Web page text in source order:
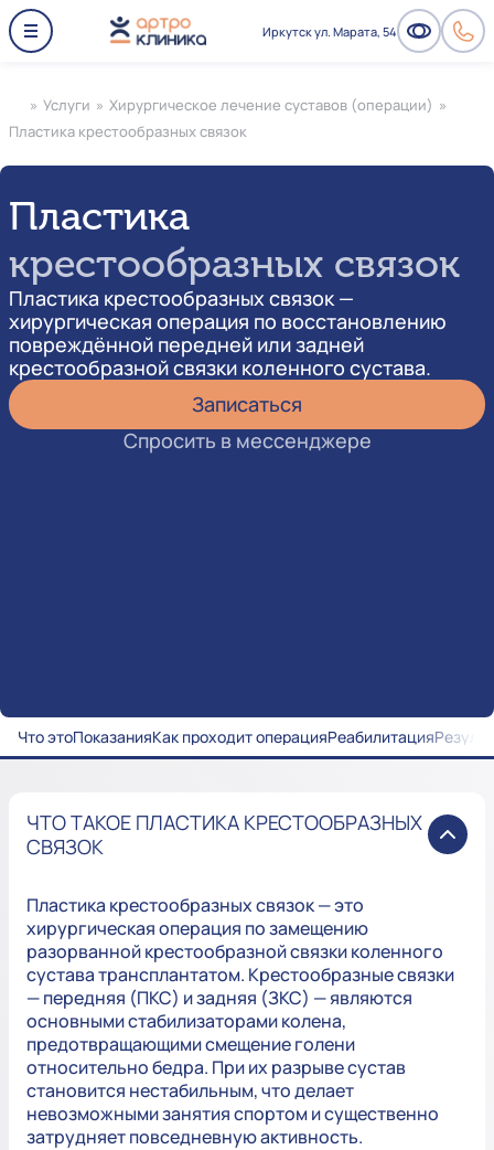
Иркутск ул. Марата, 54
» Услуги » Хирургическое лечение суставов (операции) »
Пластика крестообразных связок
Пластика
крестообразных связок
Пластика крестообразных связок —
хирургическая операция по восстановлению
повреждённой передней или задней
крестообразной связки коленного сустава.
Записаться
Спросить в мессенджере
Что этоПоказанияКак проходит операцияРеабилитация
ЧТО ТАКОЕ ПЛАСТИКА КРЕСТООБРАЗНЫХ
СВЯЗОК
Пластика крестообразных связок — это
хирургическая операция по замещению
разорванной крестообразной связки коленного
сустава трансплантатом. Крестообразные связки
— передняя (ПКС) и задняя (ЗКС) — являются
основными стабилизаторами колена,
предотвращающими смещение голени
относительно бедра. При их разрыве сустав
становится нестабильным, что делает
невозможными занятия спортом и существенно
затрудняет повседневную активность.